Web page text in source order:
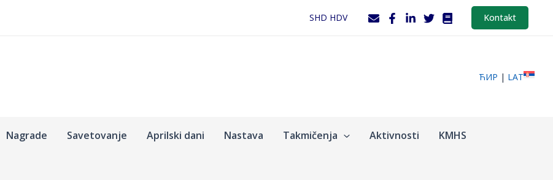
SHD HDV Kontakt
ЋИР | LAT
Nagrade Savetovanje Aprilski dani Nastava Takmičenja Aktivnosti KMHS